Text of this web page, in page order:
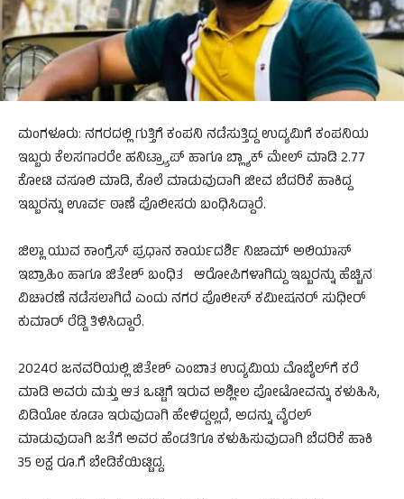
ಮಂಗಳೂರು: ನಗರದಲ್ಲಿ ಗುತ್ತಿಗೆ ಕಂಪನಿ ನಡೆಸುತ್ತಿದ್ದ ಉದ್ಯಮಿಗೆ ಕಂಪನಿಯ
ಇಬ್ಬರು ಕೆಲಸಗಾರರೇ ಹನಿಟ್ರ್ಯಾಪ್ ಹಾಗೂ ಬ್ಲ್ಯಾಕ್ ಮೇಲ್ ಮಾಡಿ 2.77
ಕೋಟಿ ವಸೂಲಿ ಮಾಡಿ, ಕೊಲೆ ಮಾಡುವುದಾಗಿ ಜೀವ ಬೆದರಿಕೆ ಹಾಕಿದ್ದ
ಇಬ್ಬರನ್ನು ಊರ್ವ ಠಾಣೆ ಪೊಲೀಸರು ಬಂಧಿಸಿದ್ದಾರೆ.
ಜಿಲ್ಲಾ ಯುವ ಕಾಂಗ್ರೆಸ್ ಪ್ರಧಾನ ಕಾರ್ಯದರ್ಶಿ ನಿಜಾಮ್ ಅಲಿಯಾಸ್
ಇಬ್ರಾಹಿಂ ಹಾಗೂ ಜಿತೇಶ್ ಬಂಧಿತ ಆರೋಪಿಗಳಾಗಿದ್ದು ಇಬ್ಬರನ್ನು ಹೆಚ್ಚಿನ
ವಿಚಾರಣೆ ನಡೆಸಲಾಗಿದೆ ಎಂದು ನಗರ ಪೊಲೀಸ್ ಕಮೀಷನರ್ ಸುಧೀರ್
ಕುಮಾರ್ ರೆಡ್ಡಿ ತಿಳಿಸಿದ್ದಾರೆ.
2024ರ ಜನವರಿಯಲ್ಲಿ ಜಿತೇಶ್ ಎಂಬಾತ ಉದ್ಯಮಿಯ ಮೊಬೈಲ್‌ಗೆ ಕರೆ
ಮಾಡಿ ಅವರು ಮತ್ತು ಆತ ಒಟ್ಟಿಗೆ ಇರುವ ಅಶ್ಲೀಲ ಪೋಟೋವನ್ನು ಕಳುಹಿಸಿ,
ವಿಡಿಯೋ ಕೂಡಾ ಇರುವುದಾಗಿ ಹೇಳಿದ್ದಲ್ಲದೆ, ಅದನ್ನು ವೈರಲ್
ಮಾಡುವುದಾಗಿ ಜತೆಗೆ ಅವರ ಹೆಂಡತಿಗೂ ಕಳುಹಿಸುವುದಾಗಿ ಬೆದರಿಕೆ ಹಾಕಿ
35 ಲಕ್ಷ ರೂ.ಗೆ ಬೇಡಿಕೆಯಿಟ್ಟಿದ್ದ.